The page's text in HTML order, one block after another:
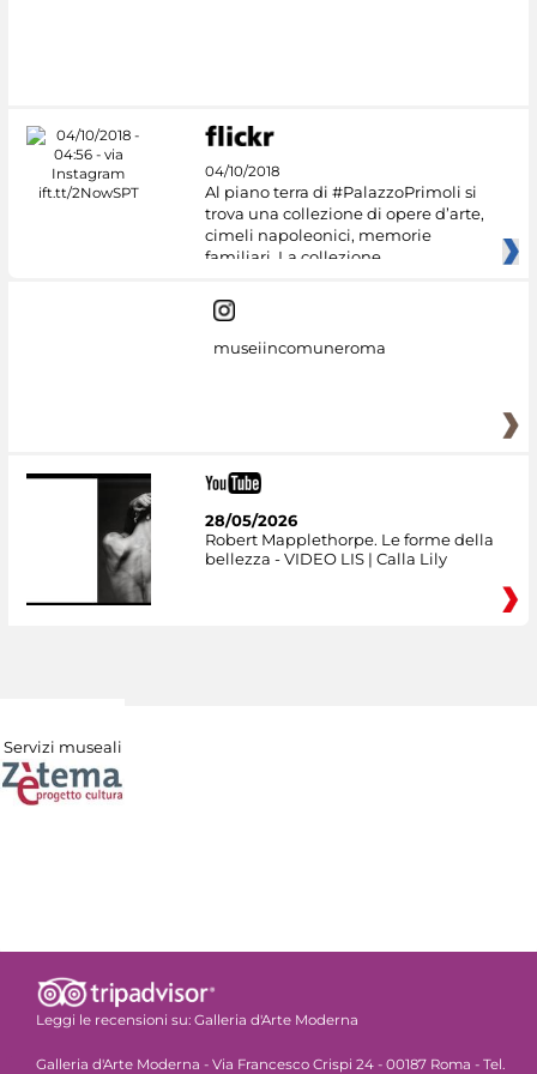
04/10/2018
Al piano terra di #PalazzoPrimoli si
trova una collezione di opere d’arte,
cimeli napoleonici, memorie
familiari. La collezione
museiincomuneroma
28/05/2026
Robert Mapplethorpe. Le forme della
bellezza - VIDEO LIS | Calla Lily
Servizi museali
Leggi le recensioni su: Galleria d'Arte Moderna
Galleria d'Arte Moderna - Via Francesco Crispi 24 - 00187 Roma - Tel.